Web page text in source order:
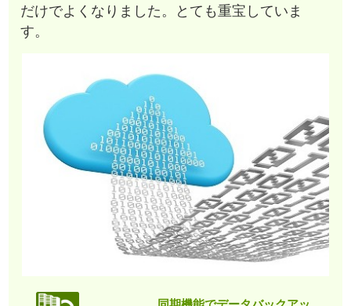
だけでよくなりました。とても重宝していま
す。